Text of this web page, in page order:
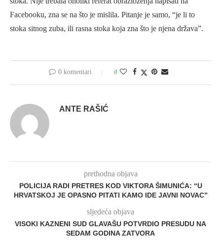
Facebooku, zna se na što je mislila. Pitanje je samo, “je li to
stoka sitnog zuba, ili rasna stoka koja zna što je njena država”.
0 komentari 0
ANTE RAŠIĆ
prethodna objava
POLICIJA RADI PRETRES KOD VIKTORA ŠIMUNIĆA: “U
HRVATSKOJ JE OPASNO PITATI KAMO IDE JAVNI NOVAC”
sljedeća objava
VISOKI KAZNENI SUD GLAVAŠU POTVRDIO PRESUDU NA
SEDAM GODINA ZATVORA